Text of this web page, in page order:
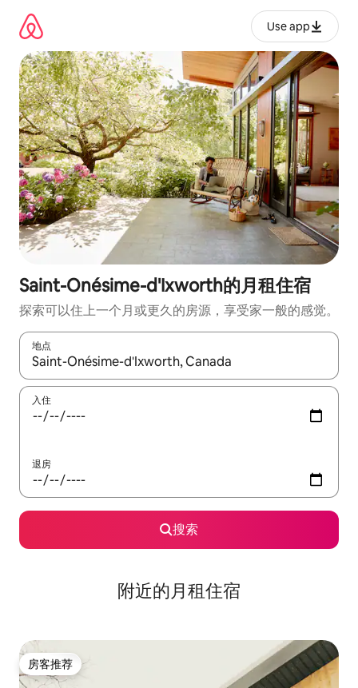
Use app
Saint-Onésime-d'Ixworth的月租住宿
探索可以住上一个月或更久的房源，享受家一般的感觉。
地点
如有搜索结果，请使用上下方向键查看，或通过点击或滑动手势
入住
退房
搜索
附近的月租住宿
房客推荐
房客推荐